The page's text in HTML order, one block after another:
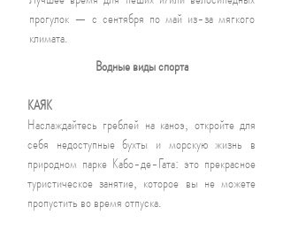
прогулок — с сентября по май из-за мягкого
климата.
Водные виды спорта
КАЯК
Наслаждайтесь греблей на каноэ, откройте для
себя недоступные бухты и морскую жизнь в
природном парке Кабо-де-Гата: это прекрасное
туристическое занятие, которое вы не можете
пропустить во время отпуска.